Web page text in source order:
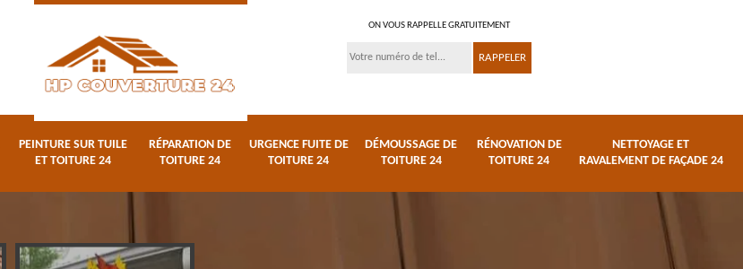
ON VOUS RAPPELLE GRATUITEMENT
PEINTURE SUR TUILE
ET TOITURE 24
RÉPARATION DE
TOITURE 24
URGENCE FUITE DE
TOITURE 24
DÉMOUSSAGE DE
TOITURE 24
RÉNOVATION DE
TOITURE 24
NETTOYAGE ET
RAVALEMENT DE FAÇADE 24